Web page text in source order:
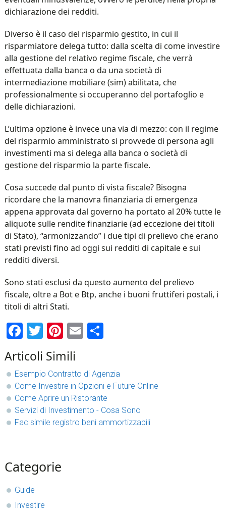
dichiarazione dei redditi.
Diverso è il caso del risparmio gestito, in cui il
risparmiatore delega tutto: dalla scelta di come investire
alla gestione del relativo regime fiscale, che verrà
effettuata dalla banca o da una società di
intermediazione mobiliare (sim) abilitata, che
professionalmente si occuperanno del portafoglio e
delle dichiarazioni.
L’ultima opzione è invece una via di mezzo: con il regime
del risparmio amministrato si provvede di persona agli
investimenti ma si delega alla banca o società di
gestione del risparmio la parte fiscale.
Cosa succede dal punto di vista fiscale? Bisogna
ricordare che la manovra finanziaria di emergenza
appena approvata dal governo ha portato al 20% tutte le
aliquote sulle rendite finanziarie (ad eccezione dei titoli
di Stato), “armonizzando” i due tipi di prelievo che erano
stati previsti fino ad oggi sui redditi di capitale e sui
redditi diversi.
Sono stati esclusi da questo aumento del prelievo
fiscale, oltre a Bot e Btp, anche i buoni fruttiferi postali, i
titoli di altri Stati.
Facebook
Twitter
Pinterest
EmailCondividi
Articoli Simili
Esempio Contratto di Agenzia
Come Investire in Opzioni e Future Online
Come Aprire un Ristorante
Servizi di Investimento - Cosa Sono
Fac simile registro beni ammortizzabili
sidebar
Blog
Categorie
Guide
Investire